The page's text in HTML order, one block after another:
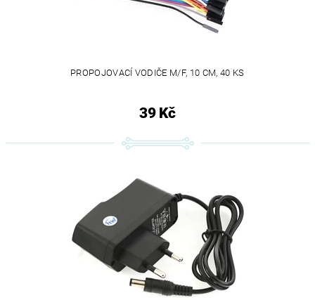
PROPOJOVACÍ VODIČE M/F, 10 CM, 40 KS
39 Kč